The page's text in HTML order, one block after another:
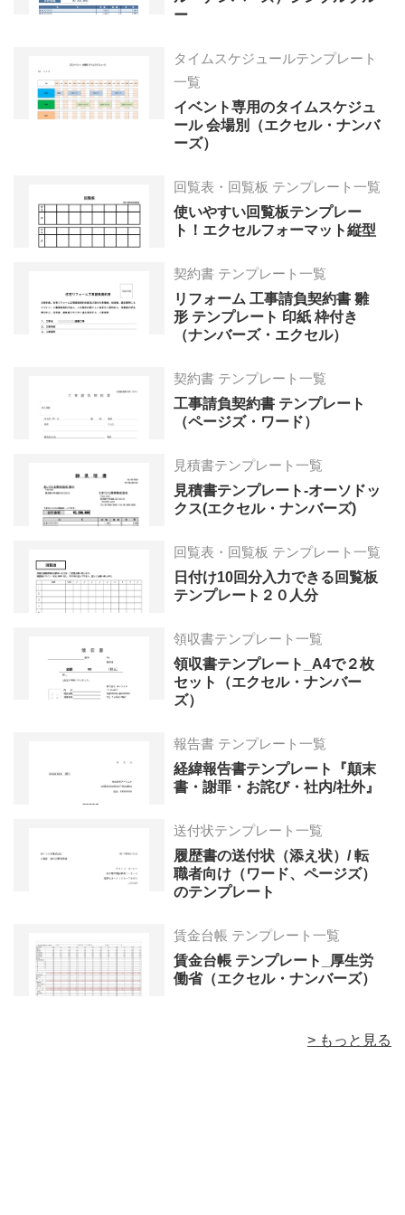
ー
タイムスケジュールテンプレート
一覧
イベント専用のタイムスケジュ
ール 会場別（エクセル・ナンバ
ーズ）
回覧表・回覧板 テンプレート一覧
使いやすい回覧板テンプレー
ト！エクセルフォーマット縦型
契約書 テンプレート一覧
リフォーム 工事請負契約書 雛
形 テンプレート 印紙 枠付き
（ナンバーズ・エクセル）
契約書 テンプレート一覧
工事請負契約書 テンプレート
（ページズ・ワード）
見積書テンプレート一覧
見積書テンプレート-オーソドッ
クス(エクセル・ナンバーズ)
回覧表・回覧板 テンプレート一覧
日付け10回分入力できる回覧板
テンプレート２０人分
領収書テンプレート一覧
領収書テンプレート_A4で２枚
セット（エクセル・ナンバー
ズ）
報告書 テンプレート一覧
経緯報告書テンプレート『顛末
書・謝罪・お詫び・社内/社外』
送付状テンプレート一覧
履歴書の送付状（添え状）/ 転
職者向け（ワード、ページズ）
のテンプレート
賃金台帳 テンプレート一覧
賃金台帳 テンプレート_厚生労
働省（エクセル・ナンバーズ）
> もっと見る